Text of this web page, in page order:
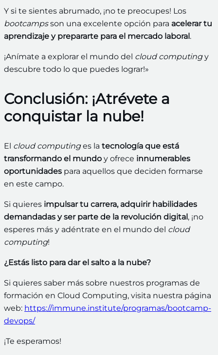
Y si te sientes abrumado, ¡no te preocupes! Los
bootcampsson una excelente opción para acelerar tu
aprendizaje y prepararte para el mercado laboral .
¡Anímate a explorar el mundo del cloud computingy
descubre todo lo que puedes lograr!»
Conclusión: ¡Atrévete a
conquistar la nube!
El cloud computinges la tecnología que está
transformando el mundo y ofrece innumerables
oportunidades para aquellos que deciden formarse
en este campo.
Si quieres impulsar tu carrera, adquirir habilidades
demandadas y ser parte de la revolución digital , ¡no
esperes más y adéntrate en el mundo del cloud
computing!
¿Estás listo para dar el salto a la nube?
Si quieres saber más sobre nuestros programas de
formación en Cloud Computing, visita nuestra página
web: https://immune.institute/programas/bootcamp-
devops/
¡Te esperamos!